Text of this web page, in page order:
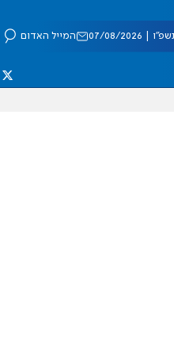
08/2026 המייל האדום